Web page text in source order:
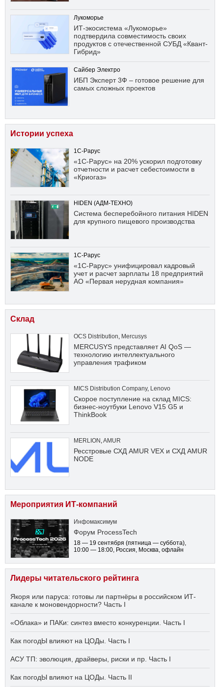
Лукоморье
ИТ-экосистема «Лукоморье»
подтвердила совместимость своих
продуктов с отечественной СУБД «Квант-
Гибрид»
Сайбер Электро
ИБП Эксперт 3Ф – готовое решение для
самых сложных проектов
Истории успеха
1С-Рарус
«1С-Рарус» на 20% ускорил подготовку
отчетности и расчет себестоимости в
«Криогаз»
HIDEN (АДМ-ТЕХНО)
Система бесперебойного питания HIDEN
для крупного пищевого производства
1С-Рарус
«1С-Рарус» унифицировал кадровый
учет и расчет зарплаты 18 предприятий
АО «Первая нерудная компания»
Склад
OCS Distribution, Mercusys
MERCUSYS представляет AI QoS —
технологию интеллектуального
управления трафиком
MICS Distribution Company, Lenovo
Скорое поступление на склад MICS:
бизнес-ноутбуки Lenovo V15 G5 и
ThinkBook
MERLION ,AMUR
Ресстровые СХД AMUR VEX и СХД AMUR
NODE
Мероприятия ИТ-компаний
Инфомаксимум
Форум ProcessTech
18 — 19 сентября (пятница — суббота),
10:00 — 18:00, Россия, Москва, офлайн
Лидеры читательского рейтинга
Якоря или паруса: готовы ли партнёры в российском ИТ-
канале к моновендорности? Часть I
«Облака» и ПАКи: синтез вместо конкуренции. Часть I
Как погодЫ влияют на ЦОДы. Часть I
АСУ ТП: эволюция, драйверы, риски и пр. Часть I
Как погодЫ влияют на ЦОДы. Часть II